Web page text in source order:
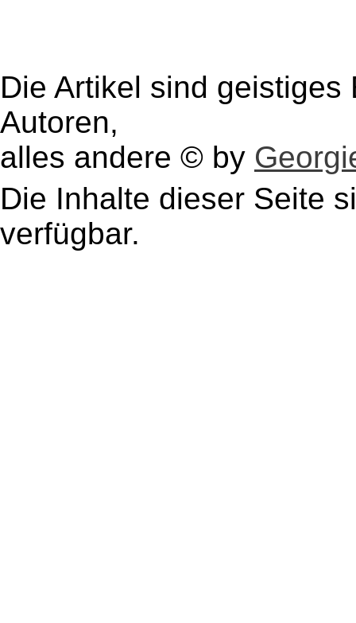
Die Artikel sind
Autoren,
alles andere © by
Die Inhalte dieser Seite
verfügbar.